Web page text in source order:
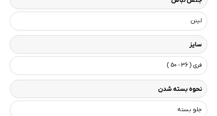
لینن
سایز
فری ( 36 - 50 )
نحوه بسته شدن
جلو بسته